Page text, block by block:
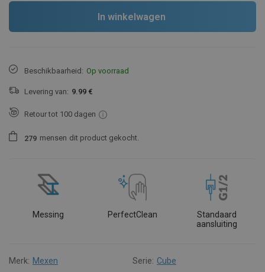
In winkelwagen
Beschikbaarheid: Op voorraad
Levering van: 9.99 €
Retour tot 100 dagen
279 mensen dit product gekocht.
Messing PerfectClean
Standaard
aansluiting
Merk: Mexen Serie: Cube